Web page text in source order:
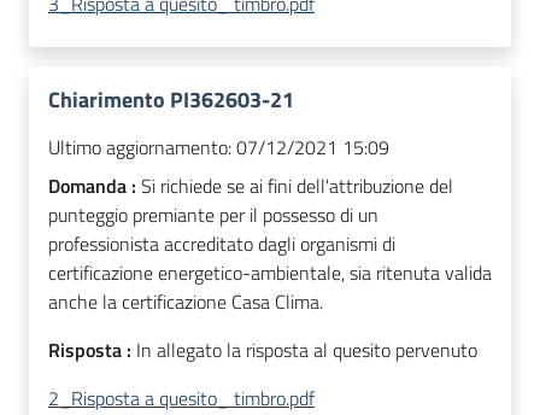
Chiarimento PI362603-21
Ultimo aggiornamento:07/12/2021 15:09
Domanda : Si richiede se ai fini dell'attribuzione del
punteggio premiante per il possesso di un
professionista accreditato dagli organismi di
certificazione energetico-ambientale, sia ritenuta valida
anche la certificazione Casa Clima.
Risposta : In allegato la risposta al quesito pervenuto
2_Risposta a quesito_ timbro.pdf